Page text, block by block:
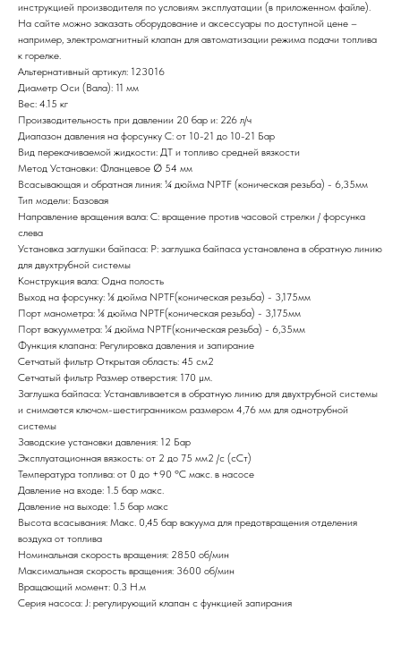
инструкцией производителя по условиям эксплуатации (в приложенном файле).
На сайте можно заказать оборудование и аксессуары по доступной цене –
например, электромагнитный клапан для автоматизации режима подачи топлива
к горелке.
Альтернативный артикул: 123016
Диаметр Оси (Вала): 11 мм
Вес: 4.15 кг
Производительность при давлении 20 бар и: 226 л/ч
Диапазон давления на форсунку C: от 10-21 до 10-21 Бар
Вид перекачиваемой жидкости: ДТ и топливо средней вязкости
Метод Установки: Фланцевое ∅ 54 мм
Всасывающая и обратная линия: ¼ дюйма NPTF (коническая резьба) - 6,35мм
Тип модели: Базовая
Направление вращения вала: C: вращение против часовой стрелки / форсунка
слева
Установка заглушки байпаса: P: заглушка байпаса установлена в обратную линию
для двухтрубной системы
Конструкция вала: Одна полость
Выход на форсунку: ⅛ дюйма NPTF(коническая резьба) - 3,175мм
Порт манометра: ⅛ дюйма NPTF(коническая резьба) - 3,175мм
Порт вакуумметра: ¼ дюйма NPTF(коническая резьба) - 6,35мм
Функция клапана: Регулировка давления и запирание
Сетчатый фильтр Открытая область: 45 см2
Сетчатый фильтр Размер отверстия: 170 µм.
Заглушка байпаса: Устанавливается в обратную линию для двухтрубной системы
и снимается ключом-шестигранником размером 4,76 мм для однотрубной
системы
Заводские установки давления: 12 Бар
Эксплуатационная вязкость: от 2 до 75 мм2 /с (сСт)
Температура топлива: от 0 до +90 ºC макс. в насосе
Давление на входе: 1.5 бар макс.
Давление на выходе: 1.5 бар макс
Высота всасывания: Макс. 0,45 бар вакуума для предотвращения отделения
воздуха от топлива
Номинальная скорость вращения: 2850 об/мин
Максимальная скорость вращения: 3600 об/мин
Вращающий момент: 0.3 Н.м
Серия насоса: J: регулирующий клапан с функцией запирания